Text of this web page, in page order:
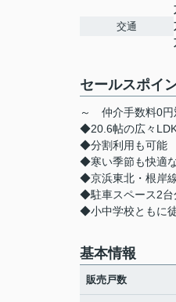
交通
セールスポイ
～ 仲介手数料0
◆20.6帖の広々
◆分割利用も可能
◆寒い季節も快適
◆京浜東北・根岸
◆駐車スペース2台
◆小中学校ともに
基本情報
販売戸数